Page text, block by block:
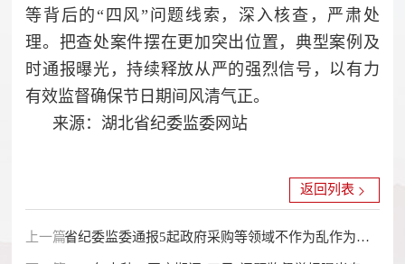
等背后的“四风”问题线索，深入核查，严肃处
理。把查处案件摆在更加突出位置，典型案例及
时通报曝光，持续释放从严的强烈信号，以有力
有效监督确保节日期间风清气正。
来源：湖北省纪委监委网站
上一篇：省纪委监委通报5起政府采购等领域不作为乱作为典
返回列表